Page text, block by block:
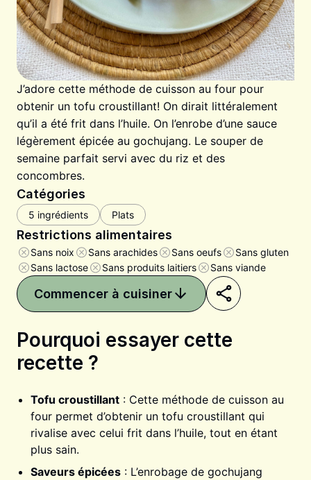
J’adore cette méthode de cuisson au four pour
obtenir un tofu croustillant! On dirait littéralement
qu’il a été frit dans l’huile. On l’enrobe d’une sauce
légèrement épicée au gochujang. Le souper de
semaine parfait servi avec du riz et des
concombres.
Catégories
5 ingrédients Plats
Restrictions alimentaires
Sans noix Sans arachides Sans oeufs
Sans gluten
Sans lactose
Sans produits laitiers Sans viande
Commencer à cuisiner
Pourquoi essayer cette
recette ?
Tofu croustillant : Cette méthode de cuisson au
four permet d’obtenir un tofu croustillant qui
rivalise avec celui frit dans l’huile, tout en étant
plus sain.
Saveurs épicées : L’enrobage de gochujang